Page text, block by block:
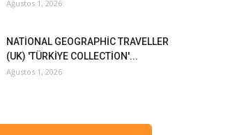
Ağustos 1, 2026
NATİONAL GEOGRAPHİC TRAVELLER
(UK) 'TÜRKİYE COLLECTİON'...
Ağustos 1, 2026